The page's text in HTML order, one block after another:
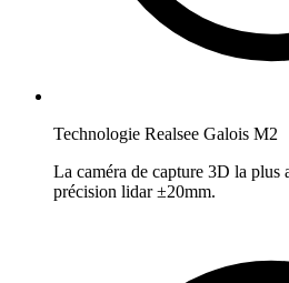
Technologie Realsee Galois M2
La caméra de capture 3D la plus
précision lidar ±20mm.